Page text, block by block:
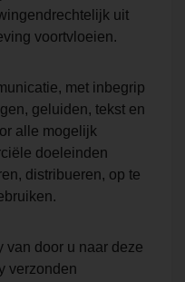
uit
voortvloeien.
met inbegrip
geluiden, tekst en
alle mogelijk
doeleinden
distribueren, op te
van door u naar deze
verzonden